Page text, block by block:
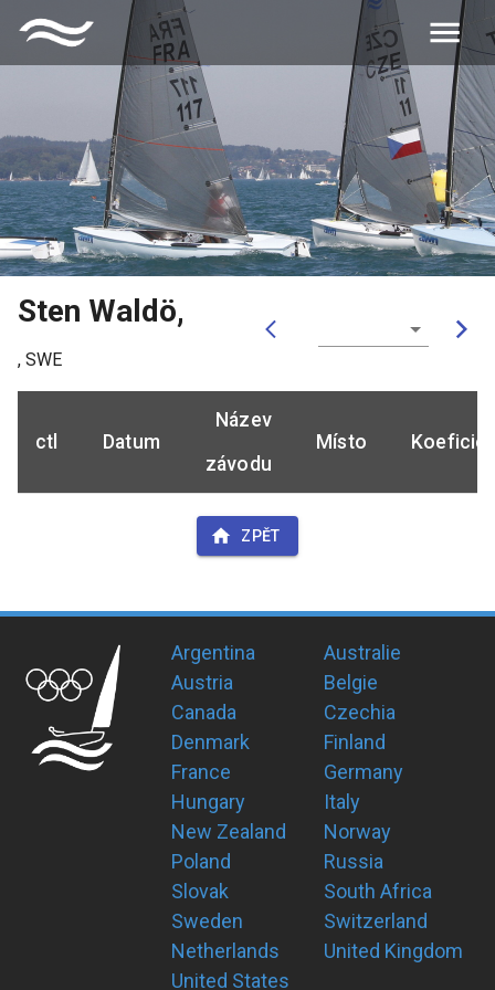
Sten Waldö,
, SWE
ctl Datum
Název
závodu
Místo
ZPĚT
Argentina
Australie
Austria
Belgie
Canada
Czechia
Denmark
Finland
France
Germany
Hungary
Italy
New Zealand
Norway
Poland
Russia
Slovak
South Africa
Sweden
Switzerland
Netherlands
United Kingdom
United States